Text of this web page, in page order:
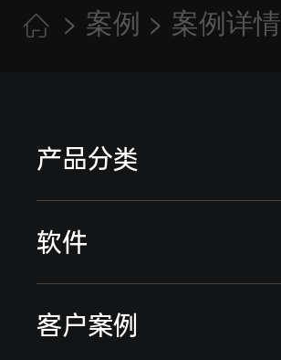
 > 案例 > 案例详情
产品分类
远程智能电表
远传智能水表
软件
远程预付费系统
客户案例